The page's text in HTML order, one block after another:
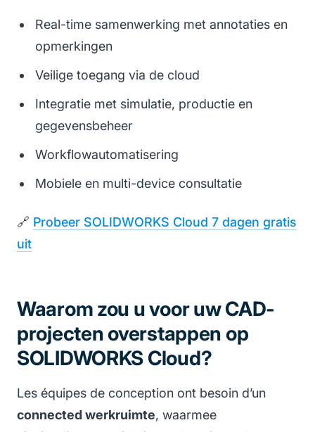
Real-time samenwerking met annotaties en
opmerkingen
Veilige toegang via de cloud
Integratie met simulatie, productie en
gegevensbeheer
Workflowautomatisering
Mobiele en multi-device consultatie
🔗 Probeer SOLIDWORKS Cloud 7 dagen gratis
uit
Waarom zou u voor uw CAD-
projecten overstappen op
SOLIDWORKS Cloud?
Les équipes de conception ont besoin d’un
connected werkruimte, waarmee